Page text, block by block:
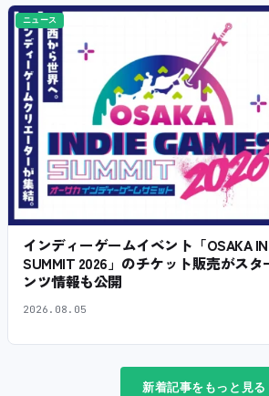
ニュース
インディーゲームイベント「OSAKA
SUMMIT 2026」のチケット販売がス
ンツ情報も公開
2026.08.05
新着記事をもっと見る